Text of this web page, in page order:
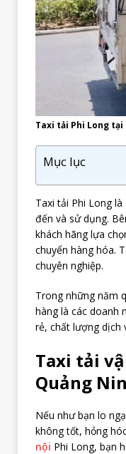
Taxi tải Phi Long tại
Mục lục
Taxi tải Phi Long
đến và sử dụng.
khách hãng lựa
chuyển hàng hóa.
chuyên nghiệp.
Trong những năm
hàng là các doanh
rẻ, chất lượng dịch
Taxi tải
Quảng
Nếu như bạn lo
không tốt, hỏng
nội Phi Long, bạn